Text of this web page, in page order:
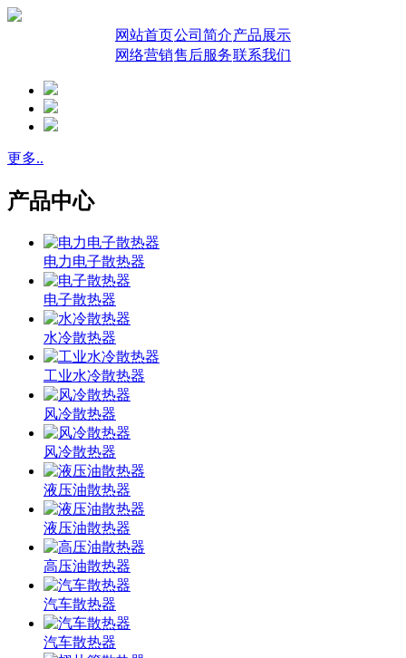
网站首页公司简介产品展示
网络营销售后服务联系我们
更多..
产品中心
电力电子散热器
电子散热器
水冷散热器
工业水冷散热器
风冷散热器
风冷散热器
液压油散热器
液压油散热器
高压油散热器
汽车散热器
汽车散热器